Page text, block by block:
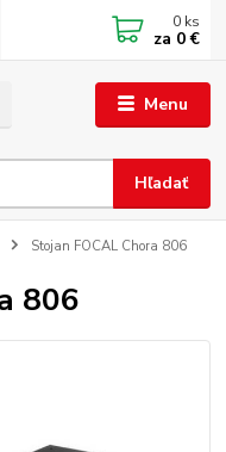
Menu
Hľadať
0 ks
za 0 €
Stojan FOCAL Chora 806
806